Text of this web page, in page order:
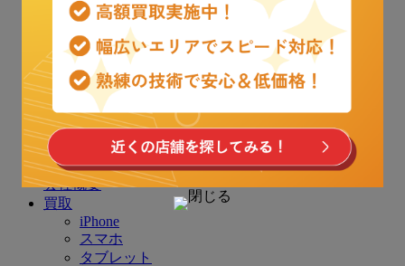
TOP
会社概要
買取
iPhone
スマホ
タブレット